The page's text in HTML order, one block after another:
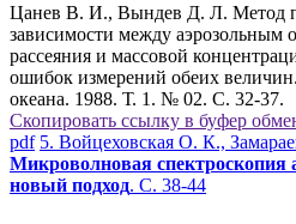
Цанев В. И., Вындев Д. Л. Метод
зависимости между
рассеяния и массовой
ошибок измерений обеих
океана. 1988. Т. 1. № 02. С. 32-37.
Скопировать ссылку в буфер
pdf 5. Войцеховская О. К.,
Микроволновая спектроскопия
новый подход. С. 38-44